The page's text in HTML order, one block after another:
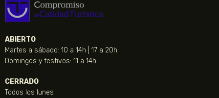
ABIERTO
Martes a sábado: 10 a 14h | 17 a 20h
Domingos y festivos: 11 a 14h
CERRADO
Todos los lunes